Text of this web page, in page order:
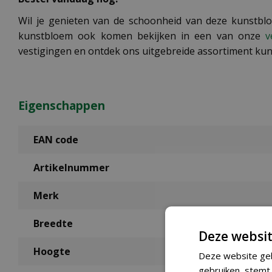
Wil je genieten van de schoonheid van deze
kunstbloem ook komen bekijken in een van onze
vestigingen en ontdek ons uitgebreide assortiment
Eigenschappen
EAN code
Artikelnummer
Merk
Breedte
Hoogte
Deze
Deze website